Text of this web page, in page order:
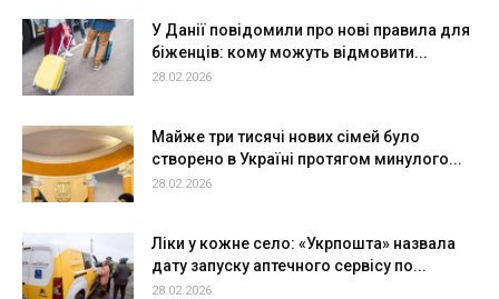
У Данії повідомили про нові правила для
біженців: кому можуть відмовити...
28.02.2026
Майже три тисячі нових сімей було
створено в Україні протягом минулого...
28.02.2026
Ліки у кожне село: «Укрпошта» назвала
дату запуску аптечного сервісу по...
28.02.2026